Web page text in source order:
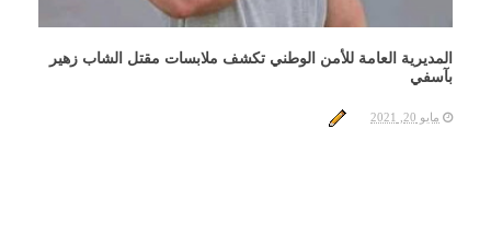
المديرية العامة للأمن الوطني تكشف ملابسات مقتل الشاب زهير
بآسفي
مايو 20, 2021